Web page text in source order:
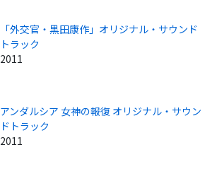
「外交官・黒田康作」オリジナル・サウンド
トラック
2011
アンダルシア 女神の報復 オリジナル・サウン
ドトラック
2011